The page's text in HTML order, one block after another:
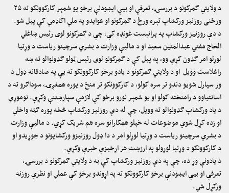
د ولایتي ګمرکونو د بررسۍ، تعرفې او بیې ایښودنې برخو یو شمېر کارکوونکو ته ۲۵
ورځنی روزنیز ورکشاپ تېره ورځ د ګمرکونو او عوایدو په ملي اکاډمي کې پیل شو.
د دې روزنیز ورکشاپ په پرانېست غونډه کې، چې د ګمرکونو لوی رئیس ښاغلي
الحاج مفتي عبدالمتین سعید او د مالیې وزارت د بشري سرچینو ریاست د وړتیا
لوړلو امر ګډون کړې وو، په پیل کې د ګمرکونو لوی رئیس ټولو ګډونوالو ته ښه
راغلاست وویل او د ولایتي ګمرکونو د یادو برخو کارکوونکو ته یې په صادقانه ډول د
ور سپارل شویو دندو تر سره کولو، د کارکوونکو تر منځ د پوره همغږۍ، سوداګرو ته د
اسانتیاوو د رامنځته کولو او یو شمېر نورو برخو کې لازمې سپارښتنې وکړې. نوموړي
د یاد ورکشاپ ګډونوالو ته وویل، چې له دې روزنیز ورکشاپ څخه پوره ګټه واخلي
او زده کړل شوي موضوعات له خپلو همکارانو سره هم شریک کړي. د مالیې وزارت
د بشري سرچینو ریاست د وړتیا لوړلو امر د دا ډول روزنیزو ورکشاپونو د جوړیدو او
د کارکوونکو د وړتیا لوړولو په ارزښت هر اړخیزې خبرې وکړې.
د یادونې وړ ده، چې په دې روزنیز ورکشاپ کې به د ولایتي ګمرکونو د بررسۍ،
تعرفې او بیې ایښودنې برخو کارکوونکو ته په اړوندو برخو کې عملي او نظري روزنه
ورکړل شي.